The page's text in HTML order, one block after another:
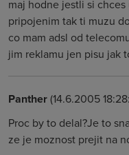
maj hodne jestli si
pripojenim tak ti muzu
co mam adsl od
jim reklamu jen pisu jak
Panther(14.6.2005
Proc by to delal?Je to
ze je moznost prejit na